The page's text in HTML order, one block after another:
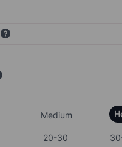
Medium
20-30